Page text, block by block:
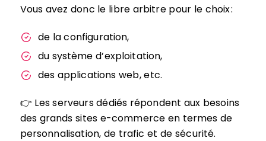
Vous avez donc le libre arbitre pour le choix :
de la configuration,
du système d’exploitation,
des applications web, etc.
👉 Les serveurs dédiés répondent aux besoins
des grands sites e-commerce en termes de
personnalisation, de trafic et de sécurité.